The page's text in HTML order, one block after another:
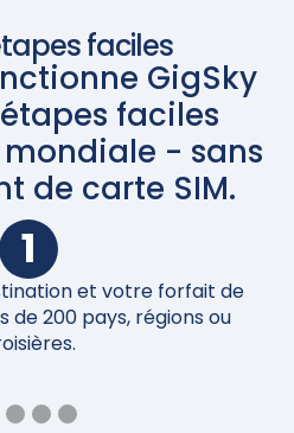
faciles
GigSky
faciles
- sans
de carte SIM.
1
et votre forfait de
de 200 pays, régions ou